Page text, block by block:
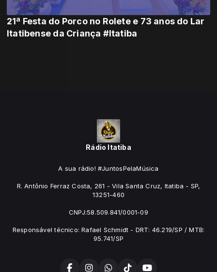
21ª Festa do Porco no Rolete e 73 anos do Lar
Itatibense da Criança #Itatiba
Rádio Itatiba
A sua rádio! #JuntosPelaMúsica
R. Antônio Ferraz Costa, 261 - Vila Santa Cruz, Itatiba - SP,
13251-460
CNPJ:58.509.841/0001-09
Responsável técnico: Rafael Schmidt - DRT: 46.219/SP / MTB:
95.741/SP